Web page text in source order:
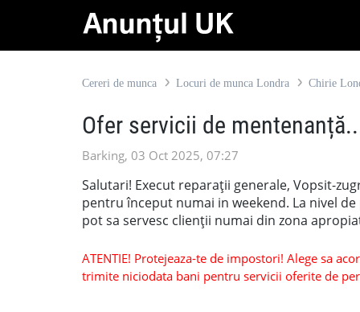
Cereri de munca Locuri de munca Londra Chirie
Ofer servicii de
Barking, 03 Oct 2025, 07:27
Salutari! Execut reparații generale, Vopsit-
pentru început numai in weekend. La nivel
pot sa servesc clienții numai din zona
ATENTIE! Protejeaza-te de impostori! Alege sa
trimite niciodata bani pentru servicii oferite de